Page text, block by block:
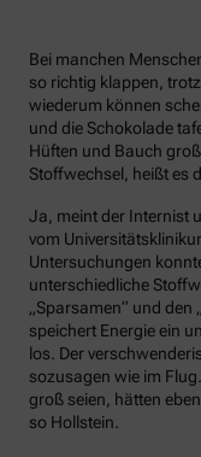
Bei manchen
so richtig klappen,
wiederum können
und die Schokolade
Hüften und Bauch
Stoffwechsel, heißt es
Ja, meint der Internist
vom
Untersuchungen
unterschiedliche
„Sparsamen“ und den
speichert Energie ein
los. Der
sozusagen wie im
groß seien, hätten
so Hollstein.